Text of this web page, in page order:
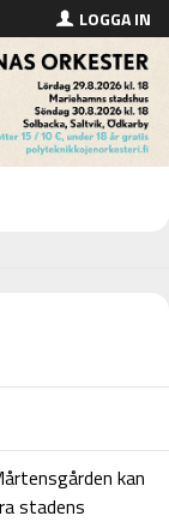
LOGGA IN
kan
stadens